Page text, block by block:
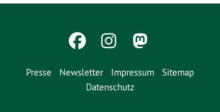
Presse Newsletter Impressum
Sitemap
Datenschutz